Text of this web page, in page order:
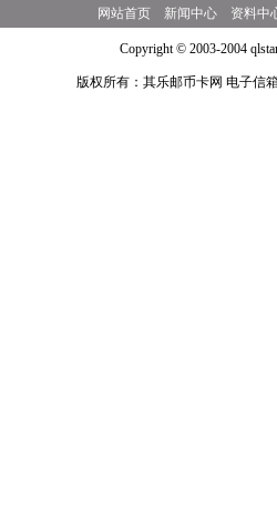
网站首页 新闻中心 资料中
Copyright © 2003-2004
版权所有：其乐邮币卡网 电子信